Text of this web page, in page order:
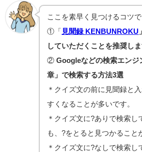
ここを素早く見つけるコツ
①「 見聞録 KENBUNROKU
していただくことを推奨しま
②Googleなどの検索エンジ
章」で検索する方法3選
＊クイズ文の前に見聞録と
すくなることが多いです。
＊クイズ文に?ありで検索し
も、?をとると見つかること
＊クイズ文に?なしで検索し